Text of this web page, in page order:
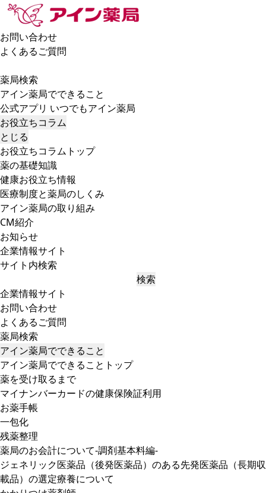
お問い合わせ
よくあるご質問
薬局検索
アイン薬局でできること
公式アプリ いつでもアイン薬局
お役立ちコラム
とじる
お役立ちコラムトップ
薬の基礎知識
健康お役立ち情報
医療制度と薬局のしくみ
アイン薬局の取り組み
CM紹介
お知らせ
企業情報サイト
サイト内検索
検索
企業情報サイト
お問い合わせ
よくあるご質問
薬局検索
アイン薬局でできること
アイン薬局でできることトップ
薬を受け取るまで
マイナンバーカードの健康保険証利用
お薬手帳
一包化
残薬整理
薬局のお会計について-調剤基本料編-
ジェネリック医薬品（後発医薬品）のある先発医薬品（長期収
載品）の選定療養について